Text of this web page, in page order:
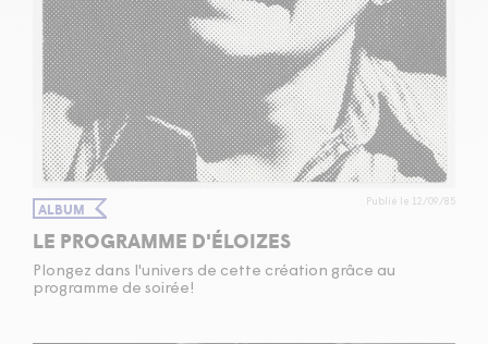
ALBUM Publié le 12/09/85
LE PROGRAMME D'ÉLOIZES
Plongez dans l'univers de cette création grâce au
programme de soirée!